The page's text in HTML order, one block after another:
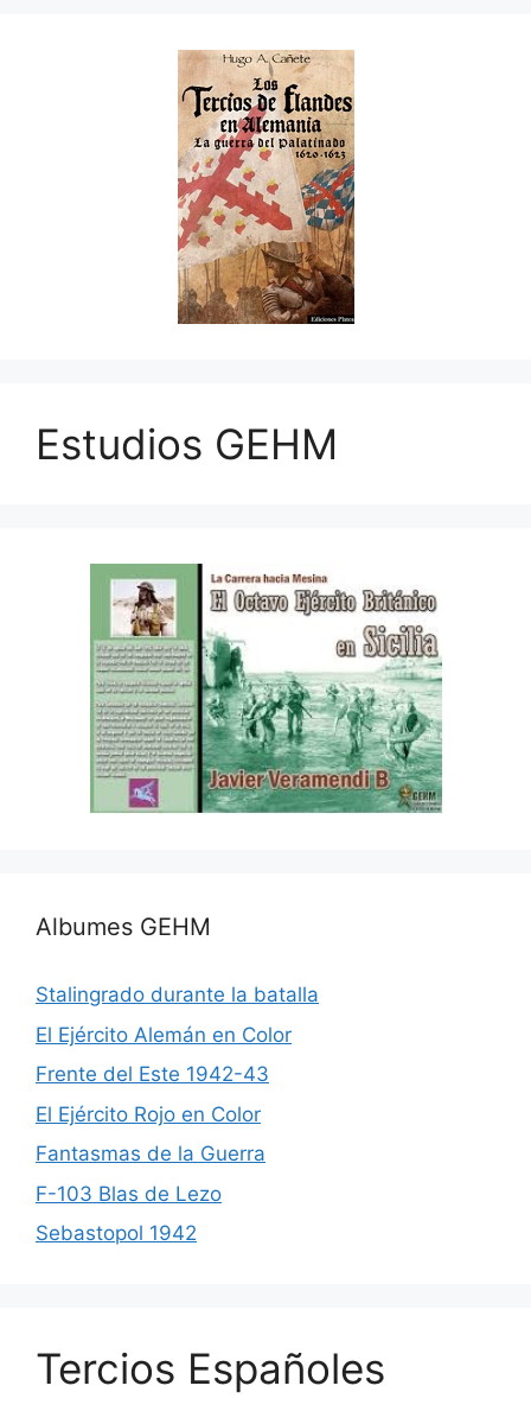
Estudios GEHM
Albumes GEHM
Stalingrado durante la batalla
El Ejército Alemán en Color
Frente del Este 1942-43
El Ejército Rojo en Color
Fantasmas de la Guerra
F-103 Blas de Lezo
Sebastopol 1942
Tercios Españoles